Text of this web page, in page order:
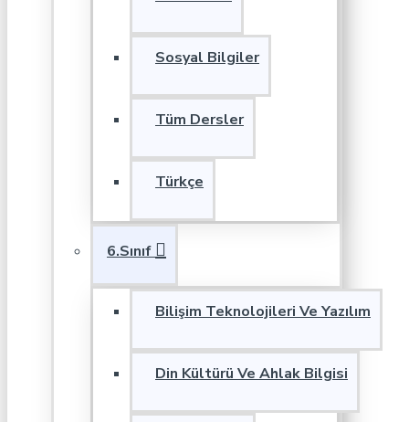
Sosyal Bilgiler
Tüm Dersler
Türkçe
6.Sınıf
Bilişim Teknolojileri Ve Yazılım
Din Kültürü Ve Ahlak Bilgisi